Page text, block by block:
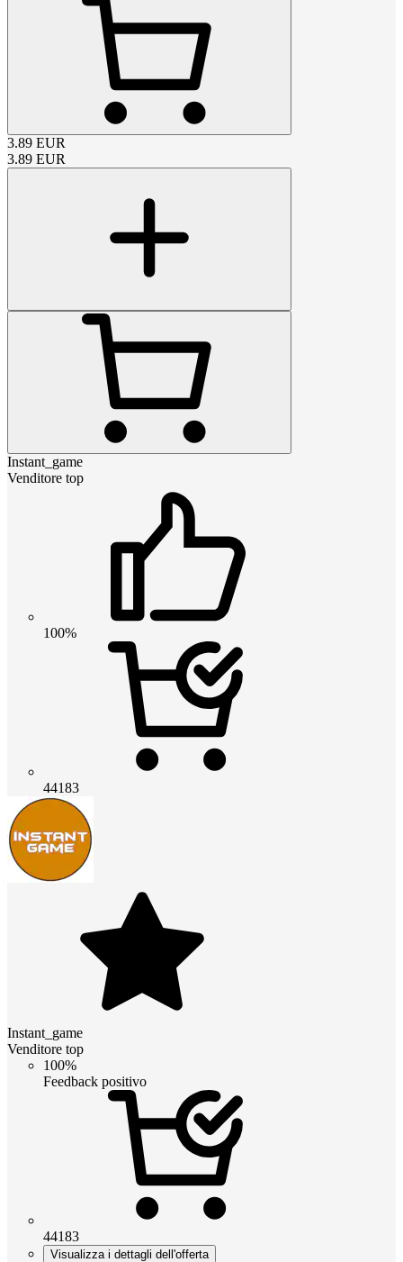
3.89 EUR
3.89 EUR
Instant_game
Venditore top
100%
44183
Instant_game
Venditore top
100%
Feedback positivo
44183
Visualizza i dettagli dell'offerta